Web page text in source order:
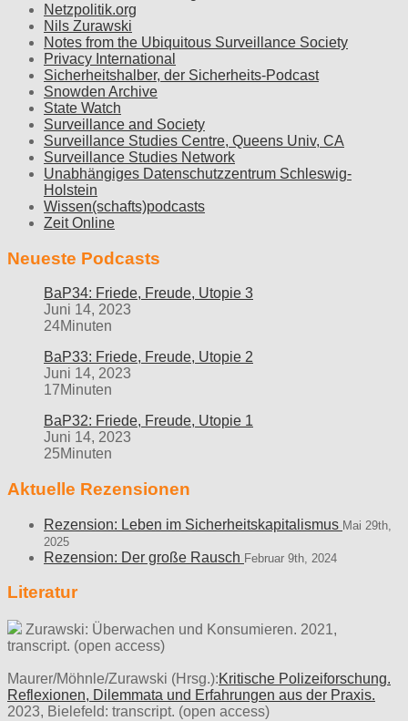
Netzpolitik.org
Nils Zurawski
Notes from the Ubiquitous Surveillance Society
Privacy International
Sicherheitshalber, der Sicherheits-Podcast
Snowden Archive
State Watch
Surveillance and Society
Surveillance Studies Centre, Queens Univ, CA
Surveillance Studies Network
Unabhängiges Datenschutzzentrum Schleswig-
Holstein
Wissen(schafts)podcasts
Zeit Online
Neueste Podcasts
BaP34: Friede, Freude, Utopie 3
Juni 14, 2023
24Minuten
BaP33: Friede, Freude, Utopie 2
Juni 14, 2023
17Minuten
BaP32: Friede, Freude, Utopie 1
Juni 14, 2023
25Minuten
Aktuelle Rezensionen
Rezension: Leben im Sicherheitskapitalismus Mai 29th,
2025
Rezension: Der große Rausch Februar 9th, 2024
Literatur
Zurawski: Überwachen und Konsumieren. 2021,
transcript. (open access)
Maurer/Möhnle/Zurawski (Hrsg.):Kritische Polizeiforschung.
Reflexionen, Dilemmata und Erfahrungen aus der Praxis.
2023, Bielefeld: transcript. (open access)